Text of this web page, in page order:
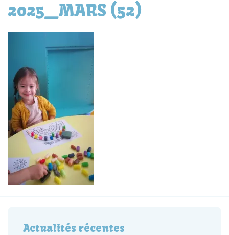
2025_MARS (52)
Actualités récentes